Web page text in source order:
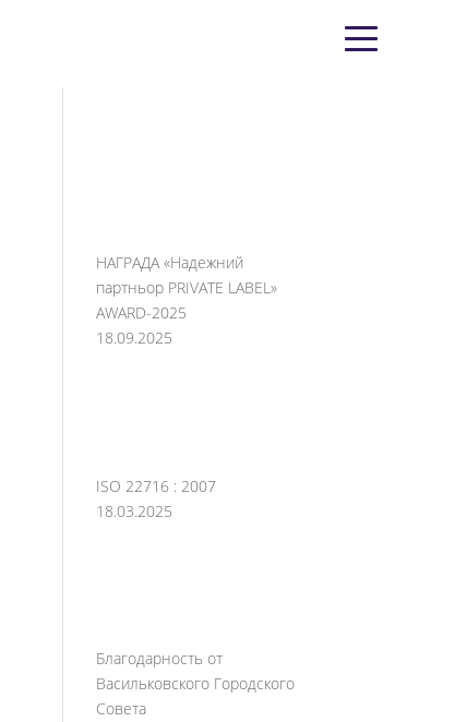
НАГРАДА «Надежний
партньор PRIVATE LABEL»
AWARD-2025
18.09.2025
ISO 22716 : 2007
18.03.2025
Благодарность от
Васильковского Городского
Совета